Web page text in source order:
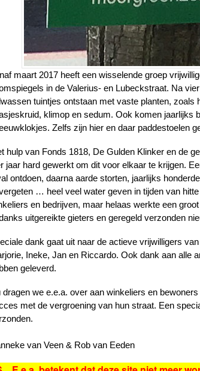
maart 2017 heeft een wisselende groep
in de Valerius- en Lubeckstraat. Na
tuintjes ontstaan met vaste planten, zoals
klimop en sedum. Ook komen jaarlijks
Zelfs zijn hier en daar paddestoelen
hulp van Fonds 1818, De Gulden Klinker en de
jaar hard gewerkt om dit voor elkaar te krijgen.
ontdoen, daarna aarde storten, jaarlijks
… heel veel water geven in tijden van
en bedrijven, maar helaas werkte een
uitgereikte gieters en geregeld verzonden
dank gaat uit naar de actieve vrijwilligers
Ineke, Jan en Riccardo. Ook dank aan alle
geleverd.
dragen we e.e.a. over aan winkeliers en
met de vergroening van hun straat. Een
van Veen & Rob van Eeden